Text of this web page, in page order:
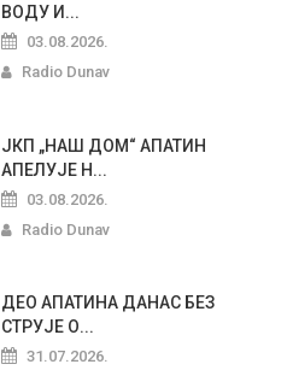
ВОДУ И...
03.08.2026.
Radio Dunav
ЈКП „НАШ ДОМ“ АПАТИН
АПЕЛУЈЕ Н...
03.08.2026.
Radio Dunav
ДЕО АПАТИНА ДАНАС БЕЗ
СТРУЈЕ О...
31.07.2026.